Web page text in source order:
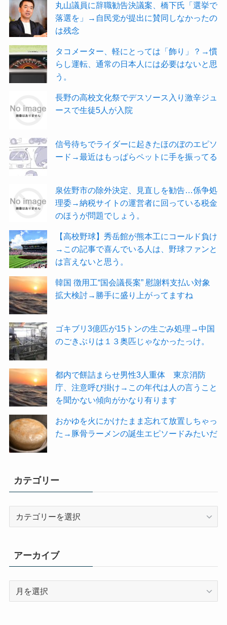
丸山議員に辞職勧告決議案、橋下氏「選挙で
落選を」→自民党が提出に賛同しなかったの
は残念
タコメーター、軽にとっては「飾り」？→慣
らし運転、通常の日本人には必要はないと思
う。
長野の高校文化祭でデスソース入り激辛ジュ
ースで生徒5人が入院
信号待ちでライダーに起きたほのぼのエピソ
ード→最近はもっぱらペットに手を振ってる
泉佐野市の除外決定、見直しを勧告…係争処
理委→納税サイトの運営者に回っている税金
のほうが問題でしょう。
【高校野球】秀岳館が熊本工にコールド負け
→この記事で喜んでいる人は、野球ファンと
は言えないと思う。
韓国 徴用工“国会議長案” 慰謝料支払い対象
拡大検討→勝手に盛り上がってますね
ゴキブリ3億匹が15トンの生ごみ処理→中国
のごきぶりは１３奥匹じゃなかったっけ。
都内で餅詰まらせ男性3人重体 東京消防
庁、注意呼び掛け→この年代は人の言うこと
を聞かない傾向がかなり有ります
おかゆを火にかけたまま忘れて放置しちゃっ
た→豚骨ラーメンの誕生エピソードみたいだ
カテゴリー
ー
アーカイブ